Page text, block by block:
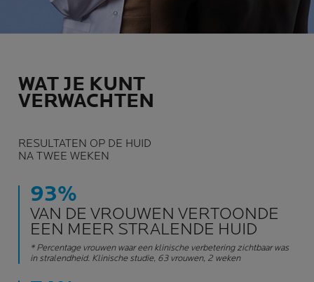
WAT JE KUNT
VERWACHTEN
RESULTATEN OP DE HUID
NA TWEE WEKEN
93%
VAN DE VROUWEN VERTOONDE
EEN MEER STRALENDE HUID
* Percentage vrouwen waar een klinische verbetering zichtbaar was
in stralendheid. Klinische studie, 63 vrouwen, 2 weken